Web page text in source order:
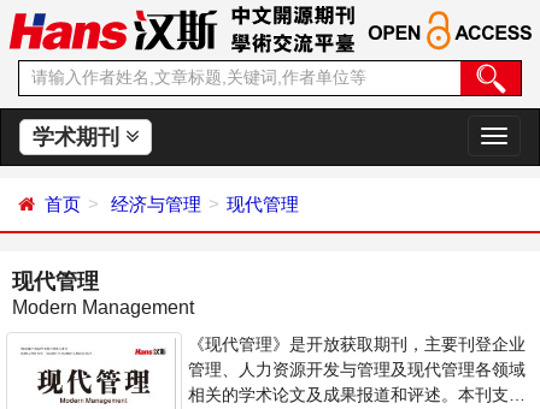
学术期刊
切
换
首页 经济与管理 现代管理
现代管理
Modern Management
《现代管理》是开放获取期刊，主要刊登企业
管理、人力资源开发与管理及现代管理各领域
相关的学术论文及成果报道和评述。本刊支持